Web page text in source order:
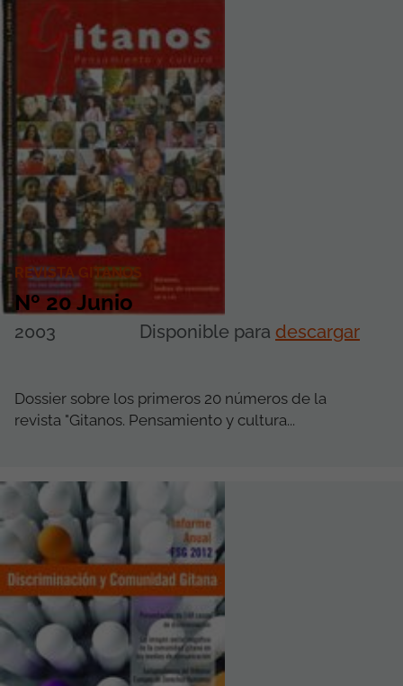
REVISTA GITANOS
Nº 20 Junio
2003 Disponible para descargar
Dossier sobre los primeros 20 números de la
revista "Gitanos. Pensamiento y cultura...